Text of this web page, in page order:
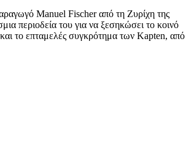
Manuel Fischer από τη Ζυρίχη της
περιοδεία του για να ξεσηκώσει το κοινό
το επταμελές συγκρότημα των Kapten, από